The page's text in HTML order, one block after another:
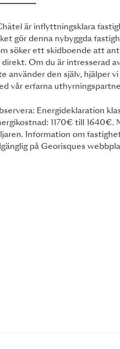
är inflyttningsklara
gör denna nybyggda
söker ett skidboende att
direkt. Om du är intresserad
använder den själv, hjälper
vår erfarna
Energideklaration
1170€ till 1640€.
Information om
på Georisques